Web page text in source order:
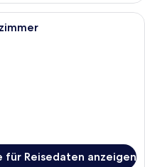
kostenloses WLAN,
für Reisedaten anzeigen